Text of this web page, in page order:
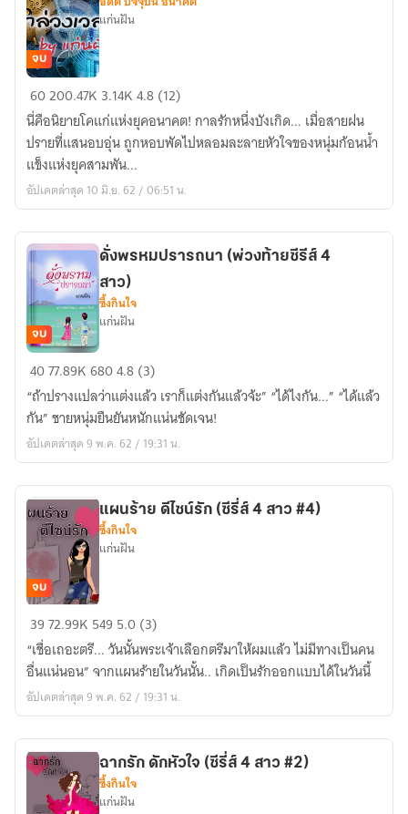
รัก
ล่วง
เวลา
(ชุด
กาล
รัก
จบ
แก่นฝัน
60200.47K 3.14K4.8 (12)
นี่คือนิยายโคแก่แห่งยุคอนาคต! กาลรักหนึ่งบังเกิด... เมื่อสายฝน
ปรายที่แสนอบอุ่น ถูกหอบพัดไปหลอมละลายหัวใจของหนุ่มก้อนน้ำ
แข็งแห่งยุคสามพัน...
อัปเดตล่าสุด 10 มิ.ย. 62 / 06:51 น.
ดั่ง
พรหม
ปรารถนา
(พ่วง
ท้าย
รีส์
4
สาว)
จบ
ดั่งพรหมปรารถนา (พ่วงท้ายซีรีส์ 4
สาว)
ซึ้งกินใจ
แก่นฝัน
4077.89K6804.8 (3)
“ถ้าปรางแปลว่าแต่งแล้ว เราก็แต่งกันแล้วจ้ะ” “ได้ไงกัน...” “ได้แล้ว
กัน” ชายหนุ่มยืนยันหนักแน่นชัดเจน!
อัปเดตล่าสุด 9 พ.ค. 62 / 19:31 น.
แผน
ร้าย
ดีไซน์
รัก
(ซีรี่ส์
สาว
#4)
จบ
แผนร้าย ดีไซน์รัก (ซีรี่ส์ 4 สาว #4)
ซึ้งกินใจ
แก่นฝัน
3972.99K 549 5.0 (3)
“เชื่อเถอะตรี... วันนั้นพระเจ้าเลือกตรีมาให้ผมแล้ว ไม่มีทางเป็นคน
อื่นแน่นอน” จากแผนร้ายในวันนั้น.. เกิดเป็นรักออกแบบได้ในวันนี้
อัปเดตล่าสุด 9 พ.ค. 62 / 19:31 น.
ฉากรัก ดักหัวใจ (ซีรี่ส์ 4 สาว #2)
ซึ้งกินใจ
แก่นฝัน